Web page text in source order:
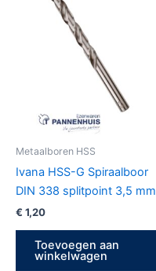
Metaalboren HSS
Ivana HSS-G Spiraalboor
DIN 338 splitpoint 3,5 mm
€ 1,20
Toevoegen aan
winkelwagen